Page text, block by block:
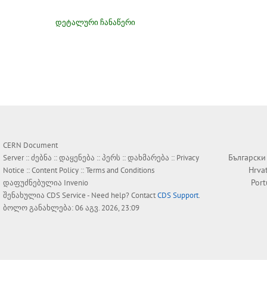
დეტალური ჩანაწერი
CERN Document
Server ::ძებნა ::დაყენება ::პერს ::დახმარება :: Privacy
Notice ::Content Policy ::Terms and Conditions
დაფუძნებულია Invenio
შენახულია CDS Service- Need help? ContactCDS Support.
ბოლო განახლება: 06 აგვ. 2026, 23:09
Български